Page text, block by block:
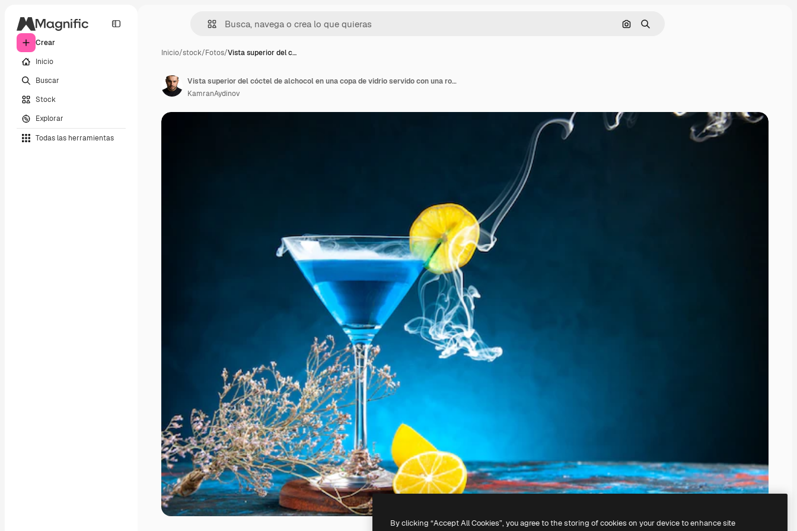
Crear
Inicio
Buscar
Stock
Explorar
Todas las herramientas
Buscar por imagen
Buscar
Inicio/stock/Fotos/Vista superior del c…
Vista superior del cóctel de alchocol en una copa de vidrio servido con una rodaja de limón y ramas de abeto en el lado derecho de la mesa azul
KamranAydinov
By clicking “Accept All Cookies”, you agree to the storing of cookies on your device to enhance site